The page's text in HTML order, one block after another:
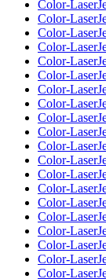
Color-
Color-
Color-
Color-
Color-
Color-
Color-
Color-
Color-
Color-
Color-
Color-
Color-
Color-
Color-
Color-
Color-
Color-
Color-
Color-